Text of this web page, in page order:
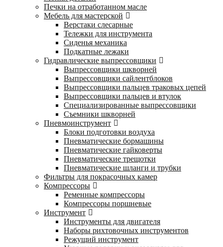
Печки на отработанном масле
Мебель для мастерской
Верстаки слесарные
Тележки для инструмента
Сиденья механика
Подкатные лежаки
Гидравлические выпрессовщики
Выпрессовщики шкворней
Выпрессовщики сайлентблоков
Выпрессовщики пальцев траковых цепей
Выпрессовщики пальцев и втулок
Специализированные выпрессовщики
Cъемники шкворней
Пневмоинструмент
Блоки подготовки воздуха
Пневматические бормашины
Пневматические гайковерты
Пневматические трещотки
Пневматические шланги и трубки
Фильтры для покрасочных камер
Компрессоры
Ременные компрессоры
Компрессоры поршневые
Инструмент
Инструменты для двигателя
Наборы рихтовочных инструментов
Режущий инструмент